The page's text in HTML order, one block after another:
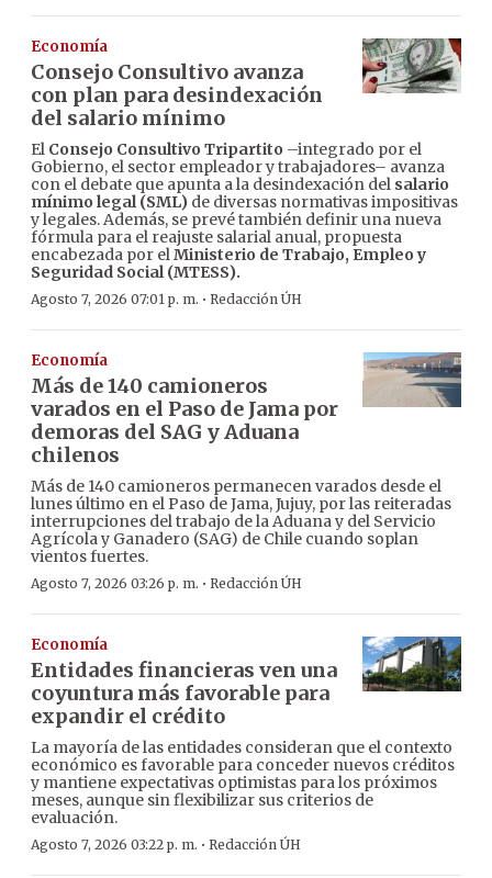
Economía
Consejo Consultivo avanza
con plan para desindexación
del salario mínimo
El Consejo Consultivo Tripartito –integrado por el
Gobierno, el sector empleador y trabajadores– avanza
con el debate que apunta a la desindexación del salario
mínimo legal (SML) de diversas normativas impositivas
y legales. Además, se prevé también definir una nueva
fórmula para el reajuste salarial anual, propuesta
encabezada por elMinisterio de Trabajo, Empleo y
Seguridad Social (MTESS).
Agosto 7, 2026 07:01 p. m. · Redacción ÚH
Economía
Más de 140 camioneros
varados en el Paso de Jama por
demoras del SAG y Aduana
chilenos
Más de 140 camioneros permanecen varados desde el
lunes último en el Paso de Jama, Jujuy, por las reiteradas
interrupciones del trabajo de la Aduana y del Servicio
Agrícola y Ganadero (SAG) de Chile cuando soplan
vientos fuertes.
Agosto 7, 2026 03:26 p. m. · Redacción ÚH
Economía
Entidades financieras ven una
coyuntura más favorable para
expandir el crédito
La mayoría de las entidades consideran que el contexto
económico es favorable para conceder nuevos créditos
y mantiene expectativas optimistas para los próximos
meses, aunque sin flexibilizar sus criterios de
evaluación.
Agosto 7, 2026 03:22 p. m. · Redacción ÚH